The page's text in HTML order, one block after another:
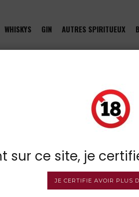
WHISKYS GIN AUTRES SPIRITUEUX
sur ce site, je
JE CERTIFIE AVOIR PLUS